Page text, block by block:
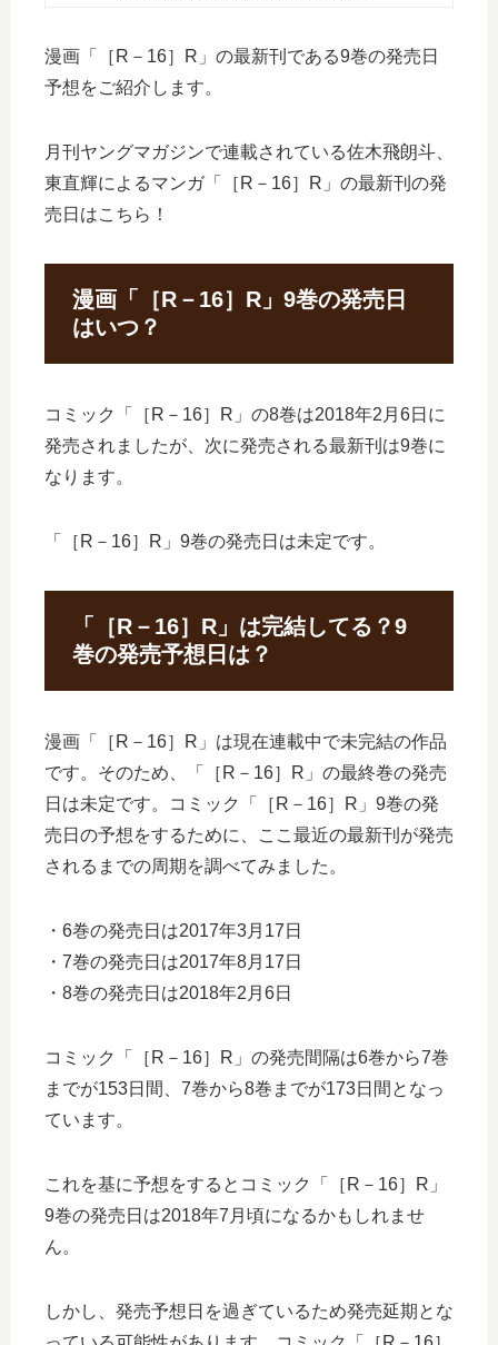
漫画「［R－16］R」の最新刊である9巻の発売日
予想をご紹介します。
月刊ヤングマガジンで連載されている佐木飛朗斗、
東直輝によるマンガ「［R－16］R」の最新刊の発
売日はこちら！
漫画「［R－16］R」9巻の発売日
はいつ？
コミック「［R－16］R」の8巻は2018年2月6日に
発売されましたが、次に発売される最新刊は9巻に
なります。
「［R－16］R」9巻の発売日は未定です。
「［R－16］R」は完結してる？9
巻の発売予想日は？
漫画「［R－16］R」は現在連載中で未完結の作品
です。そのため、「［R－16］R」の最終巻の発売
日は未定です。コミック「［R－16］R」9巻の発
売日の予想をするために、ここ最近の最新刊が発売
されるまでの周期を調べてみました。
・6巻の発売日は2017年3月17日
・7巻の発売日は2017年8月17日
・8巻の発売日は2018年2月6日
コミック「［R－16］R」の発売間隔は6巻から7巻
までが153日間、7巻から8巻までが173日間となっ
ています。
これを基に予想をするとコミック「［R－16］R」
9巻の発売日は2018年7月頃になるかもしれませ
ん。
しかし、発売予想日を過ぎているため発売延期とな